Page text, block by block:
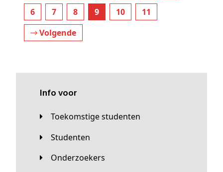
6
7 8 9 10
11
Volgende
Info voor
Toekomstige studenten
Studenten
Onderzoekers